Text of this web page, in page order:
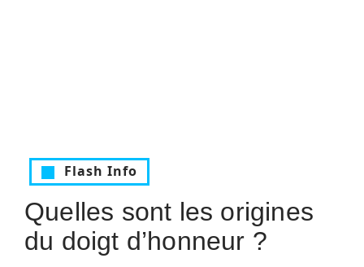
Flash Info
Quelles sont les origines
du doigt d’honneur ?